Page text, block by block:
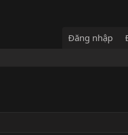
Đăng nhập